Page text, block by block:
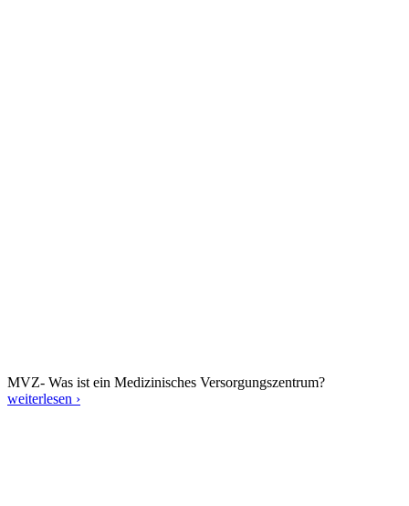
MVZ- Was ist ein Medizinisches Versorgungszentrum?
weiterlesen ›